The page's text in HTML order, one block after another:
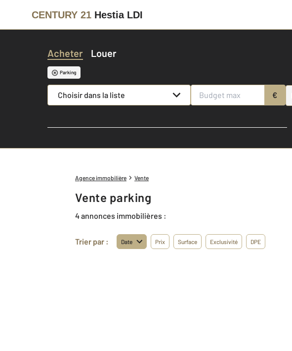
CENTURY 21 Hestia LDI
Acheter Louer
Parking
Choisir dans la liste €
Agence immobilière Vente
Vente parking
4 annonces immobilières :
Trier par : Date Prix Surface Exclusivité DPE